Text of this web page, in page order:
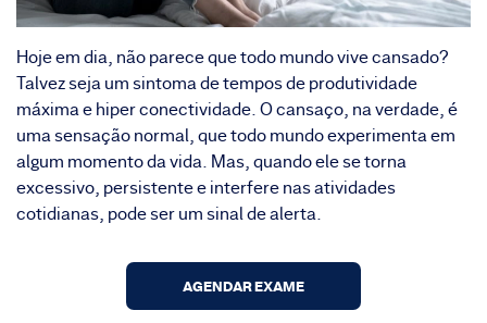
Hoje em dia, não parece que todo mundo vive cansado?
Talvez seja um sintoma de tempos de produtividade
máxima e hiper conectividade. O cansaço, na verdade, é
uma sensação normal, que todo mundo experimenta em
algum momento da vida. Mas, quando ele se torna
excessivo, persistente e interfere nas atividades
cotidianas, pode ser um sinal de alerta.
AGENDAR EXAME